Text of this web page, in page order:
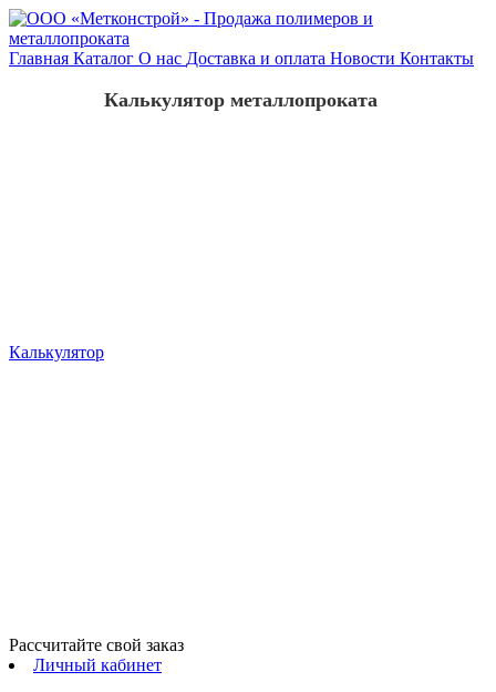
Главная Каталог О нас Доставка и оплата Новости Контакты
Калькулятор
Калькулятор металлопроката
Рассчитайте свой заказ
Личный кабинет